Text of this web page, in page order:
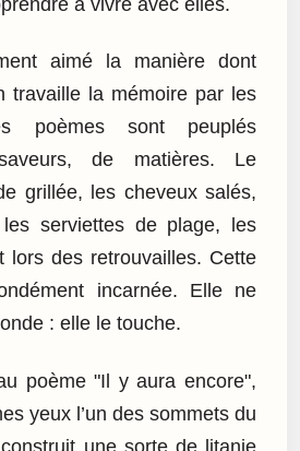
aimé la manière dont
travaille la mémoire par les
poèmes sont peuplés
de matières. Le
grillée, les cheveux salés,
serviettes de plage, les
lors des retrouvailles. Cette
incarnée. Elle ne
: elle le touche.
poème "Il y aura encore",
yeux l’un des sommets du
une sorte de litanie